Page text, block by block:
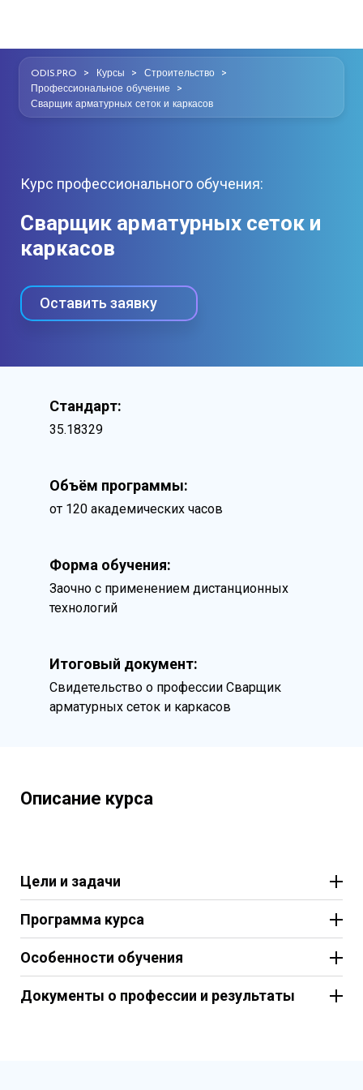
ODIS.PRO > Курсы > Строительство >
Профессиональное обучение >
Сварщик арматурных сеток и каркасов
Курс профессионального обучения:
Сварщик арматурных сеток и
каркасов
Оставить заявку
Стандарт:
35.18329
Объём программы:
от 120 академических часов
Форма обучения:
Заочно с применением дистанционных
технологий
Итоговый документ:
Свидетельство о профессии Сварщик
арматурных сеток и каркасов
Описание курса
Цели и задачи
Программа курса
Особенности обучения
Документы о профессии и результаты